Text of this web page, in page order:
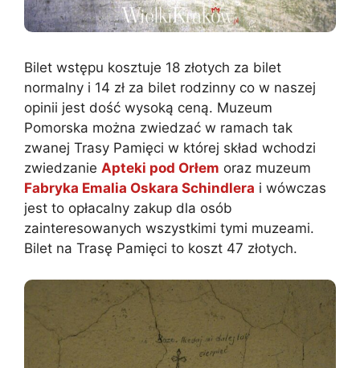
Bilet wstępu kosztuje 18 złotych za bilet
normalny i 14 zł za bilet rodzinny co w naszej
opinii jest dość wysoką ceną. Muzeum
Pomorska można zwiedzać w ramach tak
zwanej Trasy Pamięci w której skład wchodzi
zwiedzanie Apteki pod Orłem oraz muzeum
Fabryka Emalia Oskara Schindlera i wówczas
jest to opłacalny zakup dla osób
zainteresowanych wszystkimi tymi muzeami.
Bilet na Trasę Pamięci to koszt 47 złotych.